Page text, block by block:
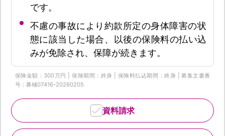
です。
不慮の事故により約款所定の身体障害の状
態に該当した場合、以後の保険料の払い込
みが免除され、保障が続きます。
保険金額：300万円 | 保険期間：終身 | 保険料払込期間：終身 | 募集文書番
号：募補07416-20260205
資料請求